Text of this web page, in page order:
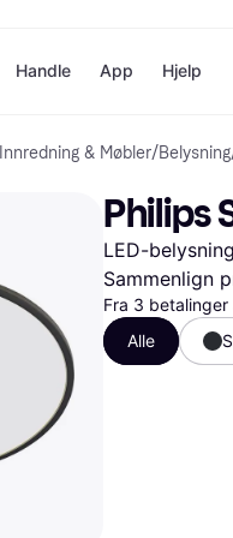
Betal nå
Betal i 3
Betal innen
Finansiering
Vipps
Handle
Butikker
kicks.no
App Hjelp
Innredning & Møbler/Belysning
Philips
LED-
Sammenlign
Fra 3 betalinger
Alle